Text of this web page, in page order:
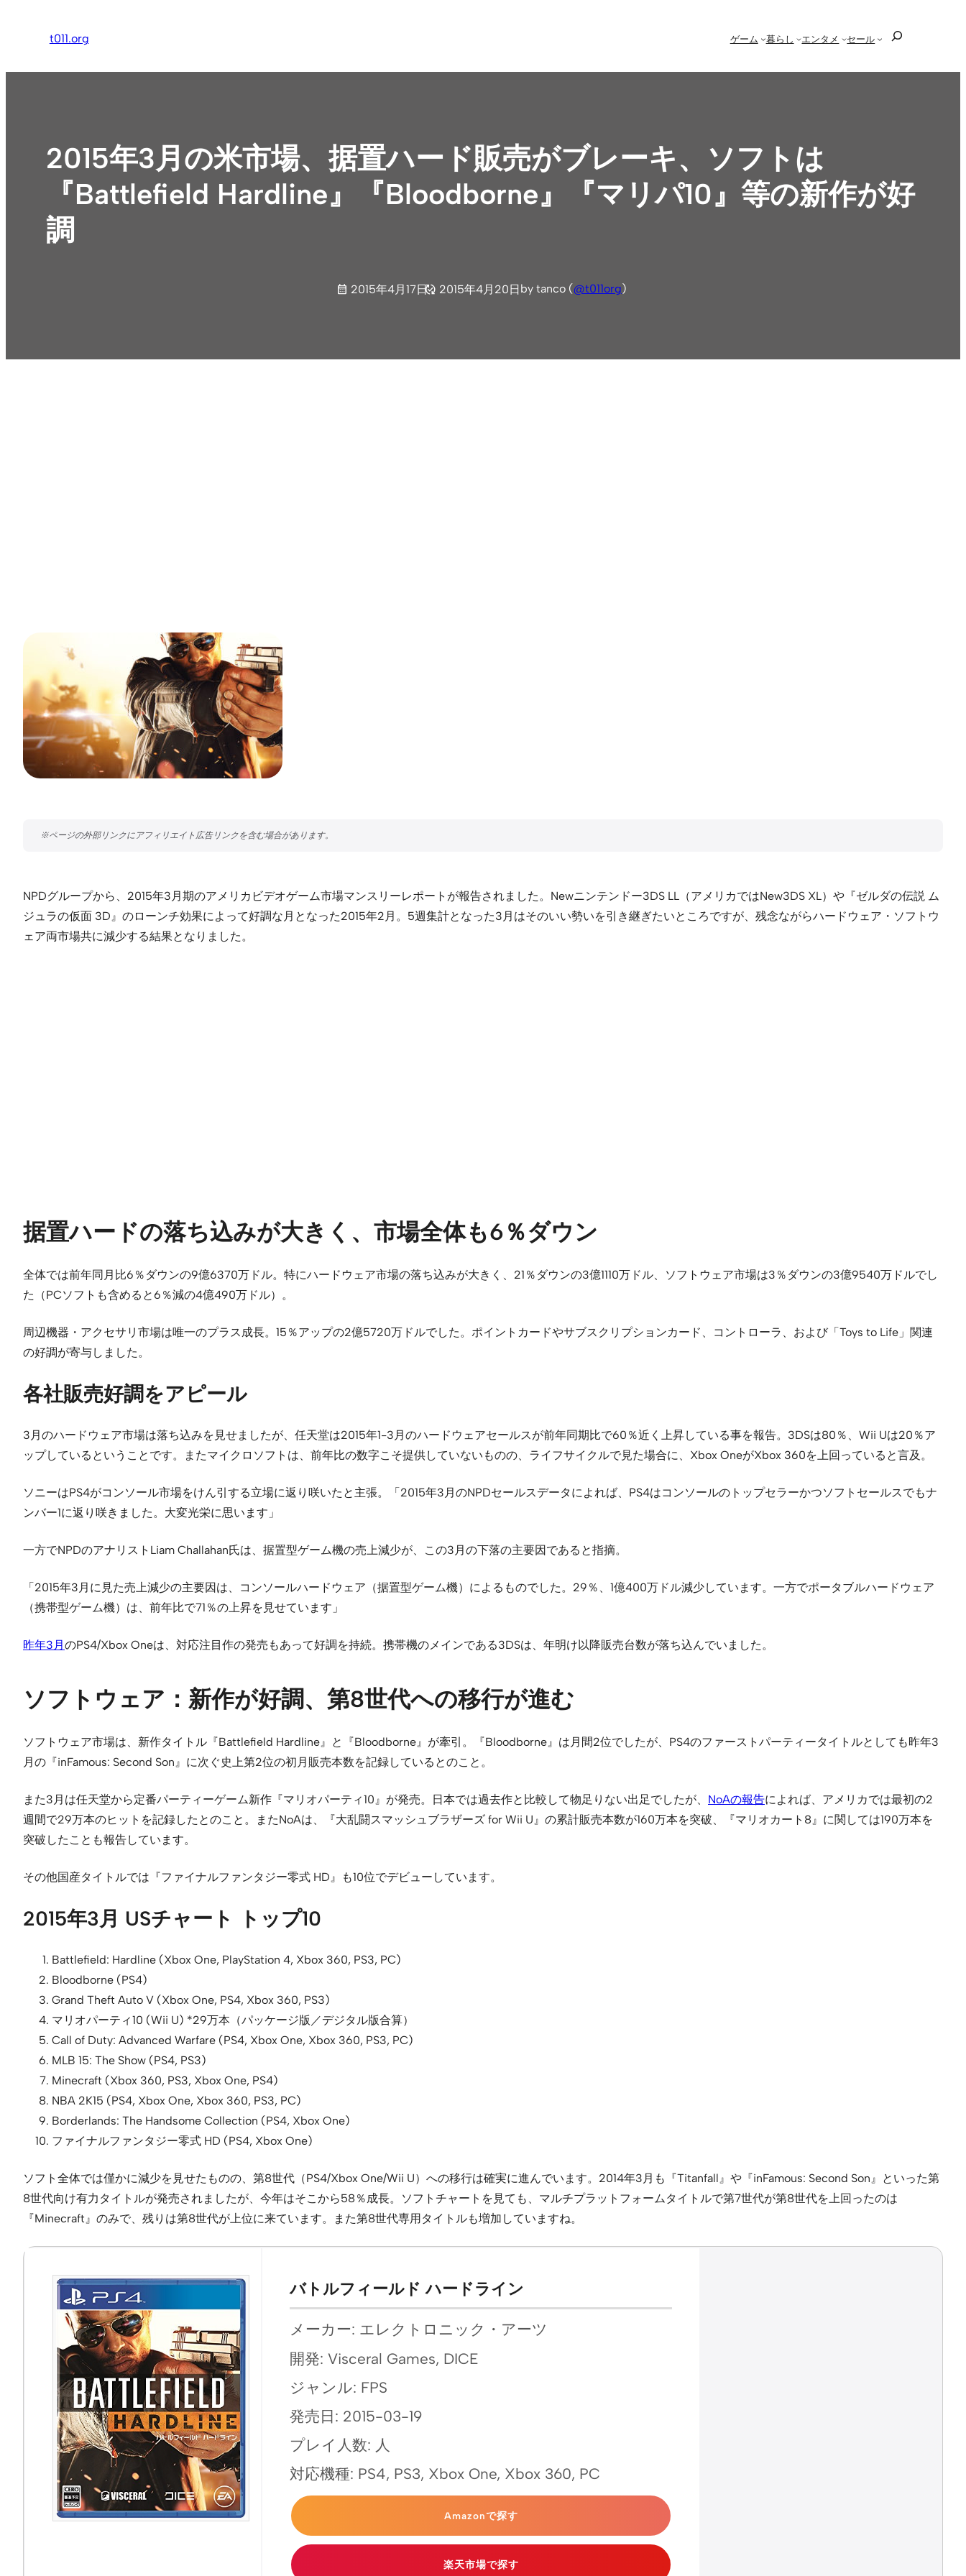
ス
t011.org ゲーム 暮らし エンタメ セール
2015年3月の米市場、据置ハード販売がブレーキ、ソフトは
『Battlefield Hardline』『Bloodborne』『マリパ10』等の新作が好
調
2015年4月17日 2015年4月20日 by tanco (@t011org)
NPDグループから、2015年3月期のアメリカビデオゲーム市場マンスリーレポートが報告されました。Newニンテンドー3DS LL（アメリカではNew3DS XL）や『ゼルダの伝説 ム
ジュラの仮面 3D』のローンチ効果によって好調な月となった2015年2月。5週集計となった3月はそのいい勢いを引き継ぎたいところですが、残念ながらハードウェア・ソフトウ
ェア両市場共に減少する結果となりました。
据置ハードの落ち込みが大きく、市場全体も6％ダウン
全体では前年同月比6％ダウンの9億6370万ドル。特にハードウェア市場の落ち込みが大きく、21％ダウンの3億1110万ドル、ソフトウェア市場は3％ダウンの3億9540万ドルでし
た（PCソフトも含めると6％減の4億490万ドル）。
周辺機器・アクセサリ市場は唯一のプラス成長。15％アップの2億5720万ドルでした。ポイントカードやサブスクリプションカード、コントローラ、および「Toys to Life」関連
の好調が寄与しました。
各社販売好調をアピール
3月のハードウェア市場は落ち込みを見せましたが、任天堂は2015年1-3月のハードウェアセールスが前年同期比で60％近く上昇している事を報告。3DSは80％、Wii Uは20％ア
ップしているということです。またマイクロソフトは、前年比の数字こそ提供していないものの、ライフサイクルで見た場合に、Xbox OneがXbox 360を上回っていると言及。
ソニーはPS4がコンソール市場をけん引する立場に返り咲いたと主張。「2015年3月のNPDセールスデータによれば、PS4はコンソールのトップセラーかつソフトセールスでもナ
ンバー1に返り咲きました。大変光栄に思います」
一方でNPDのアナリストLiam Challahan氏は、据置型ゲーム機の売上減少が、この3月の下落の主要因であると指摘。
「2015年3月に見た売上減少の主要因は、コンソールハードウェア（据置型ゲーム機）によるものでした。29％、1億400万ドル減少しています。一方でポータブルハードウェア
（携帯型ゲーム機）は、前年比で71％の上昇を見せています」
昨年3月のPS4/Xbox Oneは、対応注目作の発売もあって好調を持続。携帯機のメインである3DSは、年明け以降販売台数が落ち込んでいました。
ソフトウェア：新作が好調、第8世代への移行が進む
ソフトウェア市場は、新作タイトル『Battlefield Hardline』と『Bloodborne』が牽引。『Bloodborne』は月間2位でしたが、PS4のファーストパーティータイトルとしても昨年3
月の『inFamous: Second Son』に次ぐ史上第2位の初月販売本数を記録しているとのこと。
また3月は任天堂から定番パーティーゲーム新作『マリオパーティ10』が発売。日本では過去作と比較して物足りない出足でしたが、 NoAの報告によれば、アメリカでは最初の2
週間で29万本のヒットを記録したとのこと。またNoAは、『大乱闘スマッシュブラザーズ for Wii U』の累計販売本数が160万本を突破、『マリオカート8』に関しては190万本を
突破したことも報告しています。
その他国産タイトルでは『ファイナルファンタジー零式 HD』も10位でデビューしています。
2015年3月 USチャート トップ10
Battlefield: Hardline (Xbox One, PlayStation 4, Xbox 360, PS3, PC)
Bloodborne (PS4)
Grand Theft Auto V (Xbox One, PS4, Xbox 360, PS3)
マリオパーティ10 (Wii U) *29万本（パッケージ版／デジタル版合算）
Call of Duty: Advanced Warfare (PS4, Xbox One, Xbox 360, PS3, PC)
MLB 15: The Show (PS4, PS3)
Minecraft (Xbox 360, PS3, Xbox One, PS4)
NBA 2K15 (PS4, Xbox One, Xbox 360, PS3, PC)
Borderlands: The Handsome Collection (PS4, Xbox One)
ファイナルファンタジー零式 HD (PS4, Xbox One)
ソフト全体では僅かに減少を見せたものの、第8世代（PS4/Xbox One/Wii U）への移行は確実に進んでいます。2014年3月も『Titanfall』や『inFamous: Second Son』といった第
8世代向け有力タイトルが発売されましたが、今年はそこから58％成長。ソフトチャートを見ても、マルチプラットフォームタイトルで第7世代が第8世代を上回ったのは
『Minecraft』のみで、残りは第8世代が上位に来ています。また第8世代専用タイトルも増加していますね。
バトルフィールド ハードライン
メーカー: エレクトロニック・アーツ
開発: Visceral Games, DICE
ジャンル: FPS
発売日: 2015-03-19
プレイ人数: 人
対応機種: PS4, PS3, Xbox One, Xbox 360, PC
Amazonで探す
楽天市場で探す